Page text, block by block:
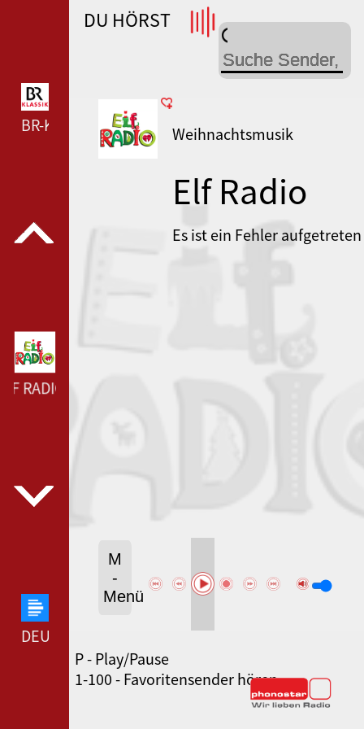
RADIO --- ELF RADIO ---
DEUTSCHLANDFUNK --- DEUTSCHLANDFUNK ---
80ER 90ER OLDIE ANTENNE --- 80ER 90ER
WDR 4 --- WDR 4 ---
BR-KLASSIK --- BR-KLASSIK ---
DU HÖRST
Weihnachtsmusik
Elf Radio
Es ist ein Fehler aufgetreten
M
-
Menü
P - Play/Pause
1-100 - Favoritensender hören